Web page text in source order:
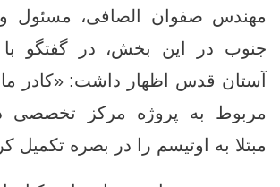
مهندس صفوان الصافی، مسئول
جنوب در این بخش، در گفتگو با
آستان قدس اظهار داشت: «کادر
مربوط به پروژه‌ مرکز تخصصی
مبتلا به اوتیسم را در بصره تکمیل